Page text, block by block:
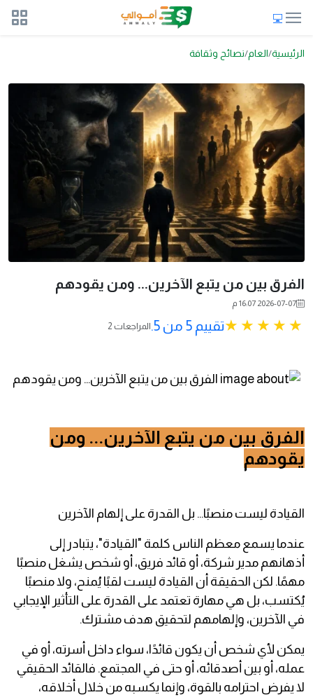
الرئيسية العام نصائح وثقافة
الفرق بين من يتبع الآخرين... ومن يقودهم
2026-07-07 16:07 م
تقييم 5 من 5. 2 المراجعات
الفرق بين من يتبع الآخرين... ومن
يقودهم
القيادة ليست منصبًا... بل القدرة على إلهام الآخرين
عندما يسمع معظم الناس كلمة "القيادة"، يتبادر إلى
أذهانهم مدير شركة، أو قائد فريق، أو شخص يشغل منصبًا
مهمًا. لكن الحقيقة أن القيادة ليست لقبًا يُمنح، ولا منصبًا
يُكتسب، بل هي مهارة تعتمد على القدرة على التأثير الإيجابي
في الآخرين، وإلهامهم لتحقيق هدف مشترك.
يمكن لأي شخص أن يكون قائدًا، سواء داخل أسرته، أو في
عمله، أو بين أصدقائه، أو حتى في المجتمع. فالقائد الحقيقي
لا يفرض احترامه بالقوة، وإنما يكسبه من خلال أخلاقه،